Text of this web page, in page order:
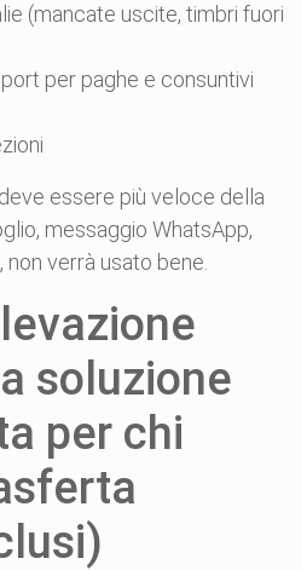
(mancate uscite, timbri fuori
per paghe e consuntivi
essere più veloce della
messaggio WhatsApp,
verrà usato bene.
soluzione
per chi